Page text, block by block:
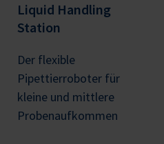
Liquid Handling
Station
Der flexible
Pipettierroboter für
kleine und mittlere
Probenaufkommen